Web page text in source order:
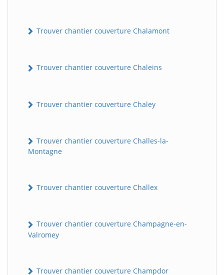
Trouver chantier couverture Chalamont
Trouver chantier couverture Chaleins
Trouver chantier couverture Chaley
Trouver chantier couverture Challes-la-
Montagne
Trouver chantier couverture Challex
Trouver chantier couverture Champagne-en-
Valromey
Trouver chantier couverture Champdor